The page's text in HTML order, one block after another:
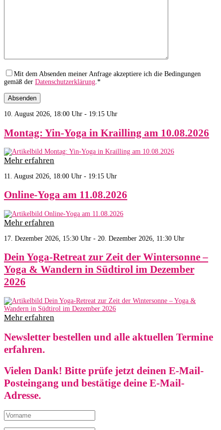
Mit dem Absenden meiner Anfrage akzeptiere ich die Bedingungen
gemäß der Datenschutzerklärung.*
10. August 2026, 18:00 Uhr - 19:15 Uhr
Montag: Yin-Yoga in Krailling am 10.08.2026
Mehr erfahren
11. August 2026, 18:00 Uhr - 19:15 Uhr
Online-Yoga am 11.08.2026
Mehr erfahren
17. Dezember 2026, 15:30 Uhr - 20. Dezember 2026, 11:30 Uhr
Dein Yoga-Retreat zur Zeit der Wintersonne –
Yoga & Wandern in Südtirol im Dezember
2026
Mehr erfahren
Newsletter bestellen und alle aktuellen Termine
erfahren.
Vielen Dank! Bitte prüfe jetzt deinen E-Mail-
Posteingang und bestätige deine E-Mail-
Adresse.